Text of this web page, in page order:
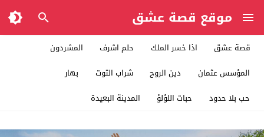
موقع قصة عشق
قصة عشق اذا خسر الملك حلم اشرف
المشردون
المؤسس عثمان
دين الروح شراب التوت
بهار
حب بلا حدود
حبات اللؤلؤ المدينة البعيدة